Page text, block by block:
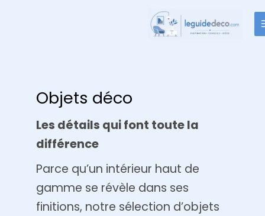
Objets déco
Les détails qui font toute la
différence
Parce qu’un intérieur haut de
gamme se révèle dans ses
finitions, notre sélection d’objets